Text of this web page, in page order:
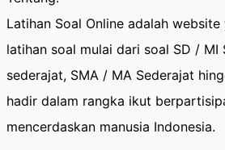
Latihan Soal Online adalah
latihan soal mulai dari soal SD / MI
sederajat, SMA / MA Sederajat
hadir dalam rangka ikut
mencerdaskan manusia Indonesia.